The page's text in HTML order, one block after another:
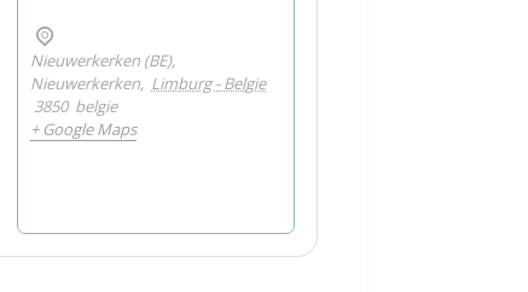
Nieuwerkerken (BE),
Nieuwerkerken, Limburg - Belgie
3850 belgie
+ Google Maps